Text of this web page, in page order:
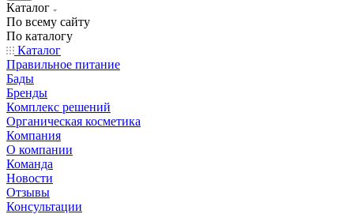
Каталог
По всему сайту
По каталогу
Каталог
Правильное питание
Бады
Бренды
Комплекс решений
Органическая косметика
Компания
О компании
Команда
Новости
Отзывы
Консультации